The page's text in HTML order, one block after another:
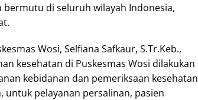
bermutu di seluruh wilayah Indonesia,
Wosi, Selfiana Safkaur, S.Tr.Keb.,
kesehatan di Puskesmas Wosi dilakukan
kebidanan dan pemeriksaan kesehatan
untuk pelayanan persalinan, pasien